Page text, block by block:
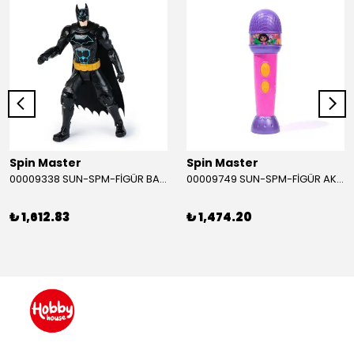
Spin Master
00009338 SUN-SPM-FİGÜR BATMAN NİNJA STRIKE 30 CM. EXC.
₺ 1,612.83
Spin Master
00009749 SUN-SPM-FİGÜR AKS. DORA MİKROFON YAĞMUR ORMANI RİTMİ (DORA) SESLİ
₺ 1,474.20